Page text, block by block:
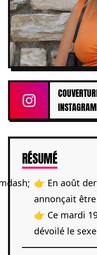
INSTAGRAM
RÉSUMÉDE
👉 En août
annonçait
👉 Ce mardi
dévoilé le